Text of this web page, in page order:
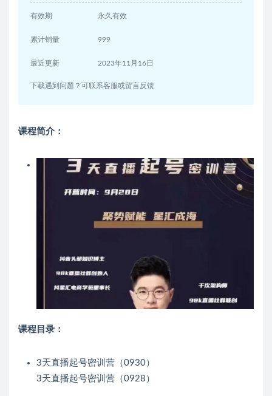
有效期 永久有效
累计销量 999
最近更新 2023年11月16日
下载遇到问题？可联系客服或留言反馈
课程简介：
课程目录：
3天直播起号密训营（0930）
3天直播起号密训营（0928）